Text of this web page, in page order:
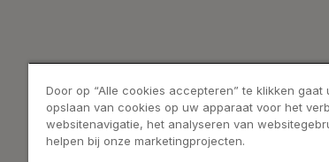
Door op “Alle cookies accepteren” te klikken gaat
opslaan van cookies op uw apparaat voor het
websitenavigatie, het analyseren van
helpen bij onze marketingprojecten.